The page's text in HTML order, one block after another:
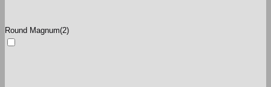
Round Magnum(2)